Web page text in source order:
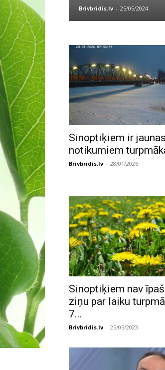
Brivbridis.lv - 25/05/2024
Sinoptiķiem ir
notikumiem
Brivbridis.lv - 28/01/2026
Sinoptiķiem nav
ziņu par laiku
7...
Brivbridis.lv - 25/05/2023